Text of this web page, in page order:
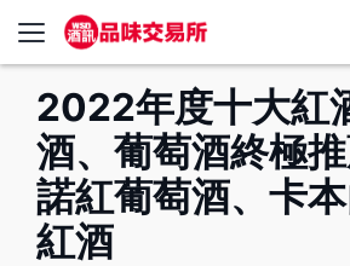
2022年度十大紅
酒、葡萄酒終極
諾紅葡萄酒、卡
紅酒